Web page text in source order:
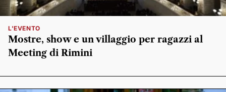
L'EVENTO
Mostre, show e un villaggio per ragazzi al
Meeting di Rimini